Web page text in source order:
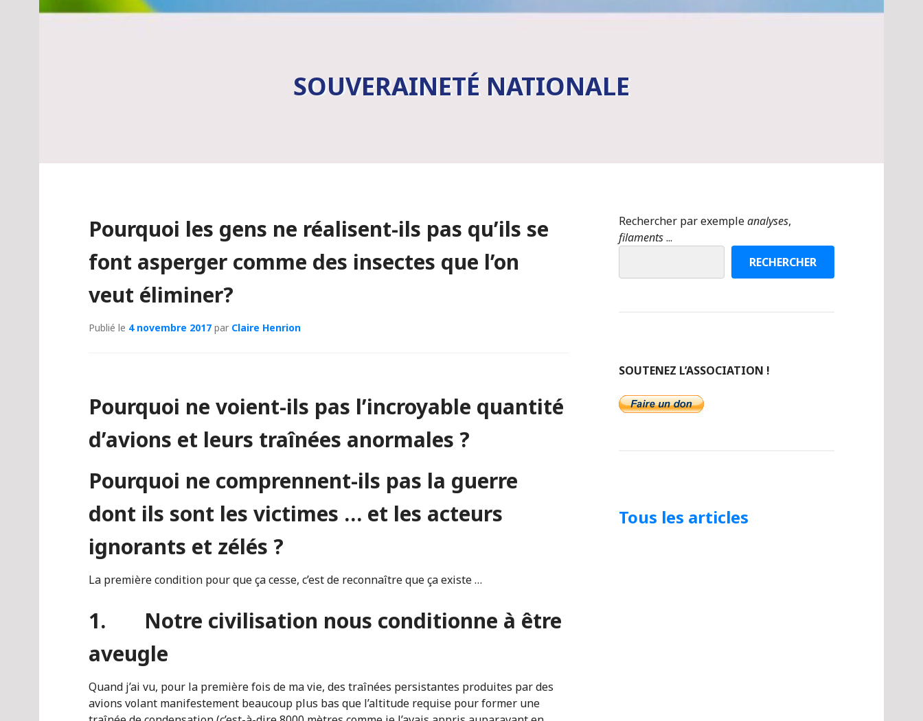
SOUVERAINETÉ NATIONALE
Pourquoi les gens ne réalisent-ils pas qu’ils se
font asperger comme des insectes que l’on
veut éliminer?
Publié le 4 novembre 2017 par Claire Henrion
Pourquoi ne voient-ils pas l’incroyable quantité
d’avions et leurs traînées anormales ?
Pourquoi ne comprennent-ils pas la guerre
dont ils sont les victimes … et les acteurs
ignorants et zélés ?
La première condition pour que ça cesse, c’est de reconnaître que ça existe …
1. Notre civilisation nous conditionne à être
aveugle
Quand j’ai vu, pour la première fois de ma vie, des traînées persistantes produites par des
avions volant manifestement beaucoup plus bas que l’altitude requise pour former une
Rechercher par exempleanalyses,
filaments...
RECHERCHER
SOUTENEZ L’ASSOCIATION !
Tous les articles